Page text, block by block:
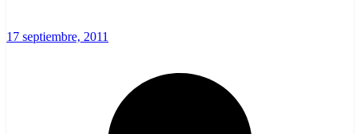
17 septiembre, 2011